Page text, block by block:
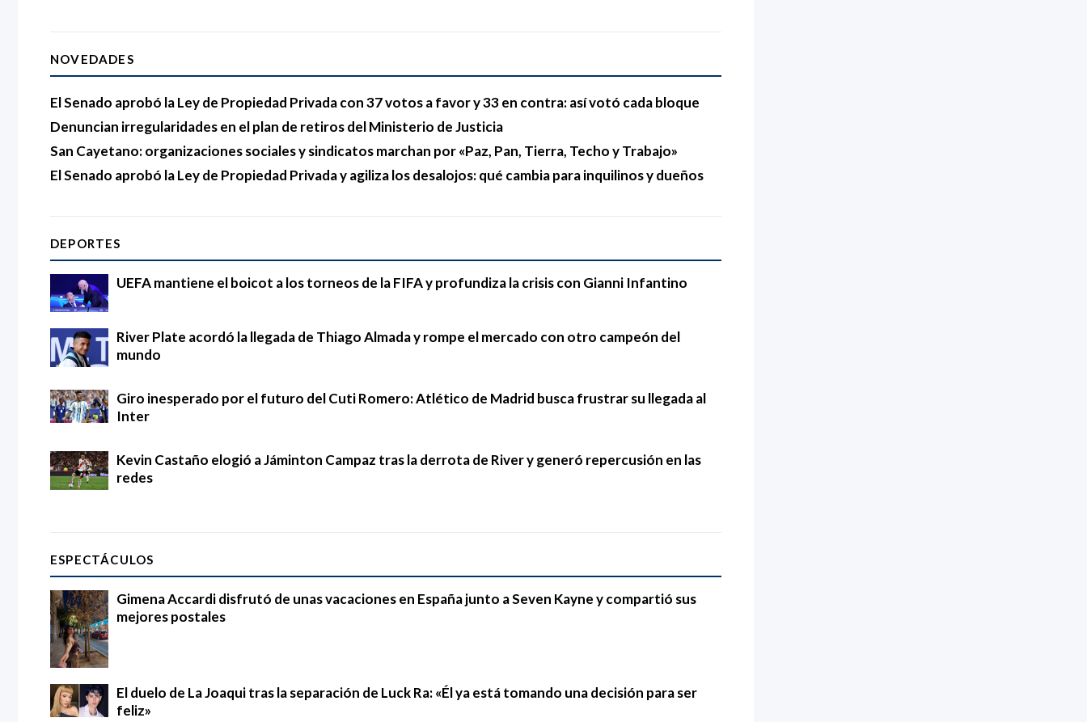
NOVEDADES
El Senado aprobó la Ley de Propiedad Privada con 37 votos a favor y 33 en contra: así votó cada bloque
Denuncian irregularidades en el plan de retiros del Ministerio de Justicia
San Cayetano: organizaciones sociales y sindicatos marchan por «Paz, Pan, Tierra, Techo y Trabajo»
El Senado aprobó la Ley de Propiedad Privada y agiliza los desalojos: qué cambia para inquilinos y dueños
DEPORTES
UEFA mantiene el boicot a los torneos de la FIFA y profundiza la crisis con Gianni Infantino
River Plate acordó la llegada de Thiago Almada y rompe el mercado con otro campeón del
mundo
Giro inesperado por el futuro del Cuti Romero: Atlético de Madrid busca frustrar su llegada al
Inter
Kevin Castaño elogió a Jáminton Campaz tras la derrota de River y generó repercusión en las
redes
ESPECTÁCULOS
Gimena Accardi disfrutó de unas vacaciones en España junto a Seven Kayne y compartió sus
mejores postales
El duelo de La Joaqui tras la separación de Luck Ra: «Él ya está tomando una decisión para ser
feliz»